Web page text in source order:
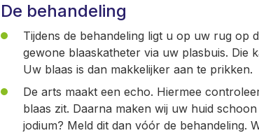
De behandeling
Tijdens de behandeling ligt u op uw rug op
gewone blaaskatheter via uw plasbuis. Die
Uw blaas is dan makkelijker aan te prikken.
De arts maakt een echo. Hiermee
blaas zit. Daarna maken wij uw huid
jodium? Meld dit dan vóór de behandeling.